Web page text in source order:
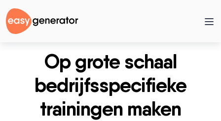
Op grote schaal
bedrijfsspecifieke
trainingen maken